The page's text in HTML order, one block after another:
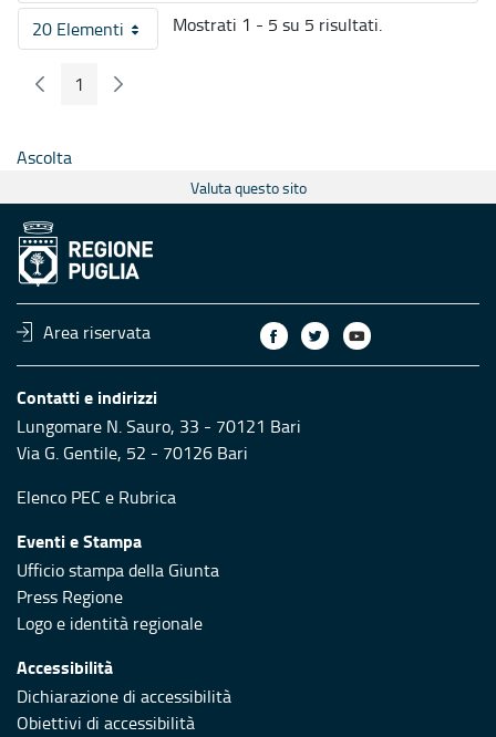
20 ElementiPer pagina
Mostrati 1 - 5 su 5 risultati.
Pagina Precedente
Pagina
1 Pagina Seguente
Ascolta
Valuta questo sito
Area riservata
Contatti e indirizzi
Lungomare N. Sauro, 33 - 70121 Bari
Via G. Gentile, 52 - 70126 Bari
Elenco PEC e Rubrica
Eventi e Stampa
Ufficio stampa della Giunta
Press Regione
Logo e identità regionale
Accessibilità
Dichiarazione di accessibilità
Obiettivi di accessibilità